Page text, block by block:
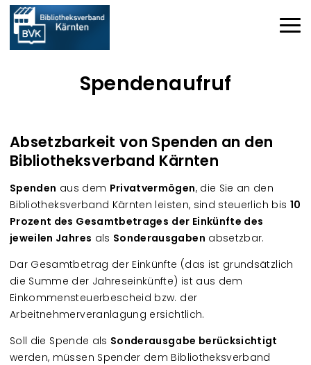
Spendenaufruf
Absetzbarkeit von Spenden an den
Bibliotheksverband Kärnten
Spenden aus dem Privatvermögen, die Sie an den
Bibliotheksverband Kärnten leisten, sind steuerlich bis 10
Prozent des Gesamtbetrages der Einkünfte des
jeweilen Jahres als Sonderausgaben absetzbar.
Dar Gesamtbetrag der Einkünfte (das ist grundsätzlich
die Summe der Jahreseinkünfte) ist aus dem
Einkommensteuerbescheid bzw. der
Arbeitnehmerveranlagung ersichtlich.
Soll die Spende als Sonderausgabe berücksichtigt
werden, müssen Spender dem Bibliotheksverband